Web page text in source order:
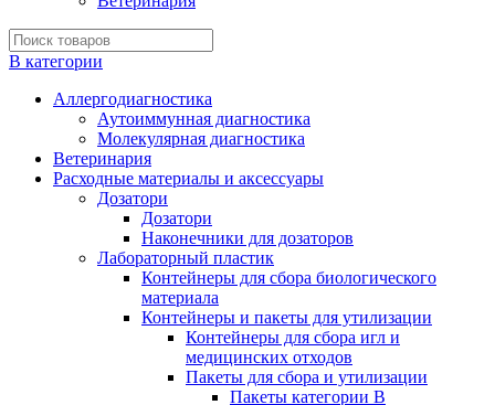
В категории
Аллергодиагностика
Аутоиммунная диагностика
Молекулярная диагностика
Ветеринария
Расходные материалы и аксессуары
Дозатори
Дозатори
Наконечники для дозаторов
Лабораторный пластик
Контейнеры для сбора биологического
материала
Контейнеры и пакеты для утилизации
Контейнеры для сбора игл и
медицинских отходов
Пакеты для сбора и утилизации
Пакеты категории B